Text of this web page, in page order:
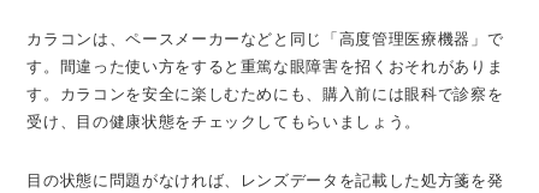
カラコンは、ペースメーカーなどと同じ「高度管理医療機器」で
す。間違った使い方をすると重篤な眼障害を招くおそれがありま
す。カラコンを安全に楽しむためにも、購入前には眼科で診察を
受け、目の健康状態をチェックしてもらいましょう。
目の状態に問題がなければ、レンズデータを記載した処方箋を発